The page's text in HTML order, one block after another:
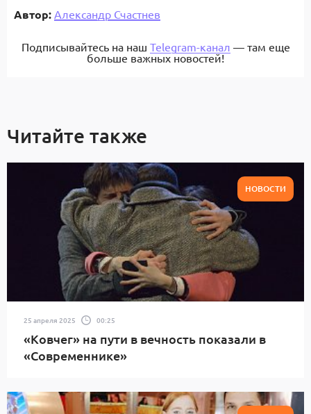
Автор: Александр Счастнев
Подписывайтесь на наш Telegram-канал — там еще
больше важных новостей!
Читайте также
НОВОСТИ
25 апреля 2025 00:25
«Ковчег» на пути в вечность показали в
«Современнике»